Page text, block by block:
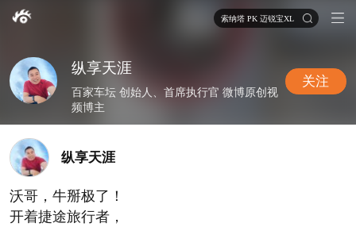
索纳塔 PK 迈锐宝XL
纵享天涯
百家车坛 创始人、首席执行官 微博原创视
频博主
关注
纵享天涯
沃哥，牛掰极了！
开着捷途旅行者，